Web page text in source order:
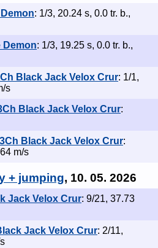
: 1/3, 20.24 s, 0.0 tr. b.,
Demon: 1/3, 19.25 s, 0.0 tr. b.,
Black Jack Velox Crur: 1/1,
s
Black Jack Velox Crur:
Black Jack Velox Crur:
m/s
+ jumping, 10. 05. 2026
Jack Velox Crur: 9/21, 37.73
Jack Velox Crur: 2/11,